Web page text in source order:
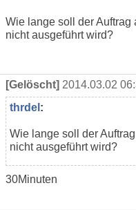
Wie lange soll der Auftrag
nicht ausgeführt wird?
[Gelöscht] 2014.03.02
thrdel :
Wie lange soll der
nicht ausgeführt wird?
30Minuten